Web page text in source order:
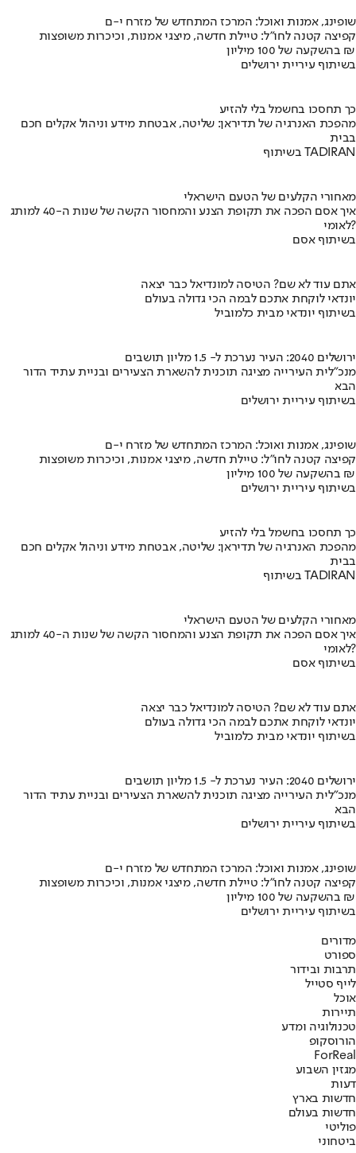
שופינג, אמנות ואוכל: המרכז המתחדש של מזרח י-ם
קפיצה קטנה לחו"ל: טיילת חדשה, מיצגי אמנות, וכיכרות משופצות
בהשקעה של 100 מיליון ₪
בשיתוף עיריית ירושלים
כך תחסכו בחשמל בלי להזיע
מהפכת האנרגיה של תדיראן: שליטה, אבטחת מידע וניהול אקלים חכם
בבית
בשיתוף TADIRAN
מאחורי הקלעים של הטעם הישראלי
איך אסם הפכה את תקופת הצנע והמחסור הקשה של שנות ה-40 למותג
לאומי?
בשיתוף אסם
אתם עוד לא שם? הטיסה למונדיאל כבר יצאה
יונדאי לוקחת אתכם לבמה הכי גדולה בעולם
בשיתוף יונדאי מבית כלמוביל
ירושלים 2040: העיר נערכת ל- 1.5 מליון תושבים
מנכ"לית העירייה מציגה תוכנית להשארת הצעירים ובניית עתיד הדור
הבא
בשיתוף עיריית ירושלים
שופינג, אמנות ואוכל: המרכז המתחדש של מזרח י-ם
קפיצה קטנה לחו"ל: טיילת חדשה, מיצגי אמנות, וכיכרות משופצות
בהשקעה של 100 מיליון ₪
בשיתוף עיריית ירושלים
כך תחסכו בחשמל בלי להזיע
מהפכת האנרגיה של תדיראן: שליטה, אבטחת מידע וניהול אקלים חכם
בבית
בשיתוף TADIRAN
מאחורי הקלעים של הטעם הישראלי
איך אסם הפכה את תקופת הצנע והמחסור הקשה של שנות ה-40 למותג
לאומי?
בשיתוף אסם
אתם עוד לא שם? הטיסה למונדיאל כבר יצאה
יונדאי לוקחת אתכם לבמה הכי גדולה בעולם
בשיתוף יונדאי מבית כלמוביל
ירושלים 2040: העיר נערכת ל- 1.5 מליון תושבים
מנכ"לית העירייה מציגה תוכנית להשארת הצעירים ובניית עתיד הדור
הבא
בשיתוף עיריית ירושלים
שופינג, אמנות ואוכל: המרכז המתחדש של מזרח י-ם
קפיצה קטנה לחו"ל: טיילת חדשה, מיצגי אמנות, וכיכרות משופצות
בהשקעה של 100 מיליון ₪
בשיתוף עיריית ירושלים
מדורים
ספורט
תרבות ובידור
לייף סטייל
אוכל
תיירות
טכנולוגיה ומדע
הורוסקופ
ForReal
מגזין השבוע
דעות
חדשות בארץ
חדשות בעולם
פוליטי
ביטחוני